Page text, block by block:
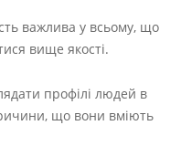
важлива у всьому, що
вище якості.
профілі людей в
що вони вміють